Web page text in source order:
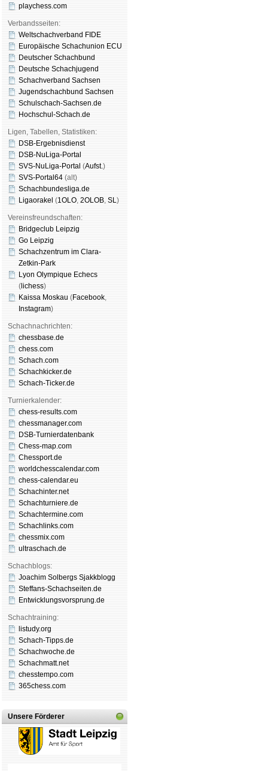
playchess.com
Verbandsseiten:
Weltschachverband FIDE
Europäische Schachunion ECU
Deutscher Schachbund
Deutsche Schachjugend
Schachverband Sachsen
Jugendschachbund Sachsen
Schulschach-Sachsen.de
Hochschul-Schach.de
Ligen, Tabellen, Statistiken:
DSB-Ergebnisdienst
DSB-NuLiga-Portal
SVS-NuLiga-Portal (Aufst.)
SVS-Portal64 (alt)
Schachbundesliga.de
Ligaorakel (1OLO, 2OLOB, SL)
Vereinsfreundschaften:
Bridgeclub Leipzig
Go Leipzig
Schachzentrum im Clara-
Zetkin-Park
Lyon Olympique Echecs
( lichess)
Kaissa Moskau (Face­book,
Insta­gram)
Schachnachrichten:
chessbase.de
chess.com
Schach.com
Schachkicker.de
Schach-Ticker.de
Turnierkalender:
chess-results.com
chessmanager.com
DSB-Turnierdatenbank
Chess-map.com
Chessport.de
worldchesscalendar.com
chess-calendar.eu
Schachinter.net
Schachturniere.de
Schachtermine.com
Schachlinks.com
chessmix.com
ultraschach.de
Schachblogs:
Joachim Solbergs Sjakkblogg
Steffans-Schachseiten.de
Entwicklungsvorsprung.de
Schachtraining:
listudy.org
Schach-Tipps.de
Schachwoche.de
Schachmatt.net
chesstempo.com
365chess.com
Unsere Förderer